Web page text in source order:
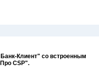
Клиент" со встроенным
CSP".